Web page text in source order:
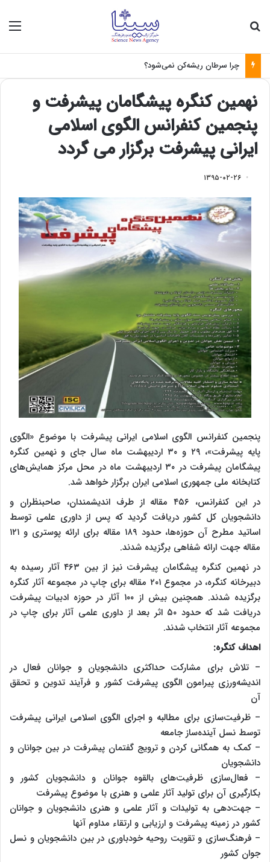
چرا سرطان ریشه‌کن نمی‌شود؟
نهمین کنگره پیشگامان پیشرفت و
پنجمین کنفرانس الگوی اسلامی
ایرانی پیشرفت برگزار می گردد
۱۳۹۵-۰۲-۲۶
پنجمین کنفرانس الگوی اسلامی ایرانی پیشرفت با موضوع «الگوی
پایه پیشرفت»، ۲۹ و ۳۰ اردیبهشت ماه سال جای و نهمین کنگره
پیشگامان پیشرفت در ۳۰ اردیبهشت ماه در محل مرکز همایش‌های
کتابخانه ملی جمهوری اسلامی ایران برگزار خواهد شد.
در این کنفرانس، ۴۵۶ مقاله از طرف اندیشمندان، صاحبنظران و
دانشجویان کل کشور دریافت گردید که پس از داوری علمی توسط
اساتید مطرح آن حوزه‌ها، حدود ۱۸۹ مقاله برای ارائه پوستری و ۱۲۱
مقاله جهت ارائه شفاهی برگزیده شدند.
در نهمین کنگره پیشگامان پیشرفت نیز از بین ۴۶۳ آثار رسیده به
دبیرخانه کنگره، در مجموع ۲۰۱ مقاله برای چاپ در مجموعه آثار کنگره
برگزیده شدند. همچنین بیش از ۱۰۰ آثار در حوزه ادبیات پیشرفت
دریافت شد که حدود ۵۰ اثر بعد از داوری علمی آثار برای چاپ در
مجموعه آثار انتخاب شدند.
اهداف کنگره:
– تلاش برای مشارکت حداکثری دانشجویان و جوانان فعال در
اندیشه‌ورزی پیرامون الگوی پیشرفت کشور و فرآیند تدوین و تحقق
آن
– ظرفیت‌سازی برای مطالبه و اجرای الگوی اسلامی ایرانی پیشرفت
توسط نسل آینده‌ساز جامعه
– کمک به همگانی کردن و ترویج گفتمان پیشرفت در بین جوانان و
دانشجویان
– فعال‌سازی ظرفیت‌های بالقوه جوانان و دانشجویان کشور و
بکارگیری آن برای تولید آثار علمی و هنری با موضوع پیشرفت
– جهت‌دهی به تولیدات و آثار علمی و هنری دانشجویان و جوانان
کشور در زمینه پیشرفت و ارزیابی و ارتقاء مداوم آنها
– فرهنگ‌سازی و تقویت روحیه خودباوری در بین دانشجویان و نسل
جوان کشور